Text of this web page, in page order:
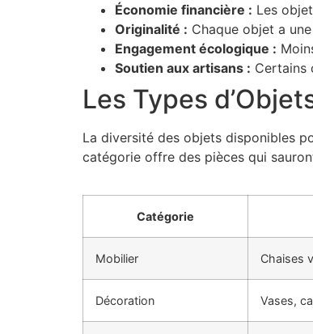
Économie financière : Les
Originalité : Chaque objet a
Engagement écologique :
Soutien aux artisans : Certains
Les Types
La diversité des objets disponibles
catégorie offre des pièces qui
Catégorie
Mobilier Chaises
Décoration Vases,